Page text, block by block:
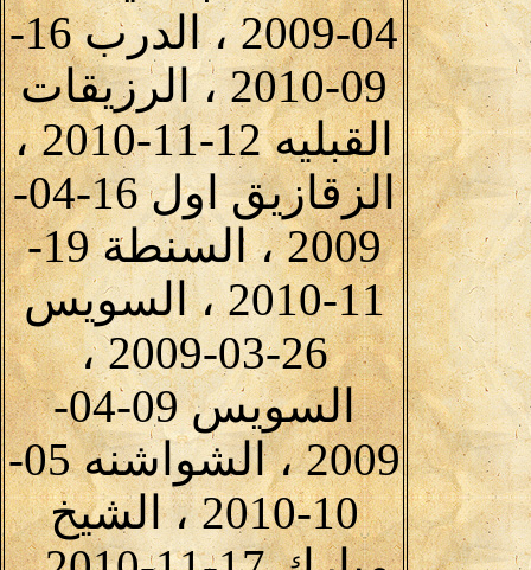
04-2009 ، الدرب 16-
09-2010 ، الرزيقات
القبليه 12-11-2010 ،
الزقازيق اول 16-04-
2009 ، السنطة 19-
11-2010 ، السويس
26-03-2009 ،
السويس 09-04-
2009 ، الشواشنه 05-
10-2010 ، الشيخ